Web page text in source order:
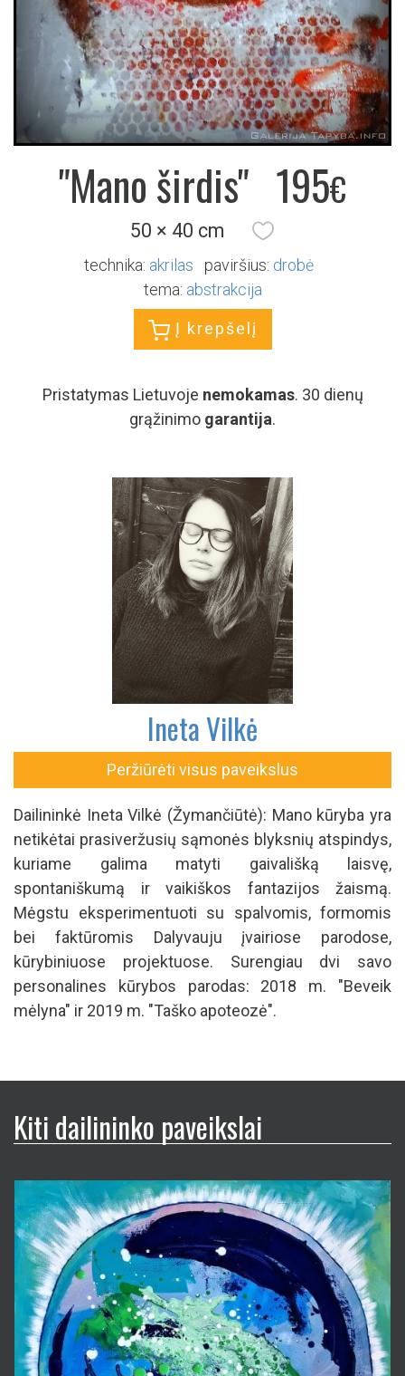
"Mano širdis" 195€
50 × 40 cm
technika: akrilas paviršius: drobė
tema: abstrakcija
Į krepšelį
Pristatymas Lietuvoje nemokamas. 30 dienų
grąžinimo garantija.
Ineta Vilkė
Peržiūrėti visus paveikslus
Dailininkė Ineta Vilkė (Žymančiūtė): Mano kūryba yra
netikėtai prasiveržusių sąmonės blyksnių atspindys,
kuriame galima matyti gaivališką laisvę,
spontaniškumą ir vaikiškos fantazijos žaismą.
Mėgstu eksperimentuoti su spalvomis, formomis
bei faktūromis Dalyvauju įvairiose parodose,
kūrybiniuose projektuose. Surengiau dvi savo
personalines kūrybos parodas: 2018 m. "Beveik
mėlyna" ir 2019 m. "Taško apoteozė".
Kiti dailininko paveikslai